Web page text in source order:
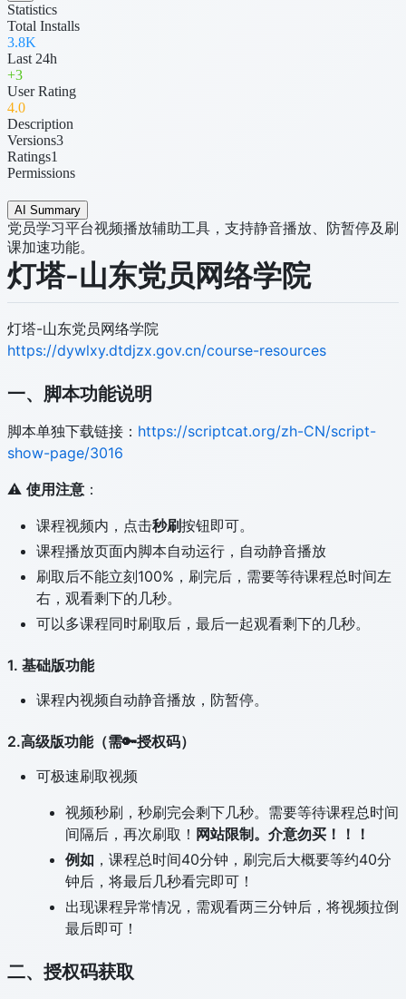
Statistics
Total Installs
3.8K
Last 24h
+3
User Rating
4.0
Description
Versions3
Ratings1
Permissions
AI Summary
党员学习平台视频播放辅助工具，支持静音播放、防暂停及刷
课加速功能。
灯塔-山东党员网络学院
灯塔-山东党员网络学院
https://dywlxy.dtdjzx.gov.cn/course-resources
一、脚本功能说明
脚本单独下载链接： https://scriptcat.org/zh-CN/script-
show-page/3016
⚠️ 使用注意 ：
课程视频内，点击秒刷按钮即可。
课程播放页面内脚本自动运行，自动静音播放
刷取后不能立刻100%，刷完后，需要等待课程总时间左
右，观看剩下的几秒。
可以多课程同时刷取后，最后一起观看剩下的几秒。
1. 基础版功能
课程内视频自动静音播放，防暂停。
2.高级版功能（需🔑授权码）
可极速刷取视频
视频秒刷，秒刷完会剩下几秒。需要等待课程总时间
间隔后，再次刷取！ 网站限制。介意勿买！！！
例如 ，课程总时间40分钟，刷完后大概要等约40分
钟后，将最后几秒看完即可！
出现课程异常情况，需观看两三分钟后，将视频拉倒
最后即可！
二、授权码获取